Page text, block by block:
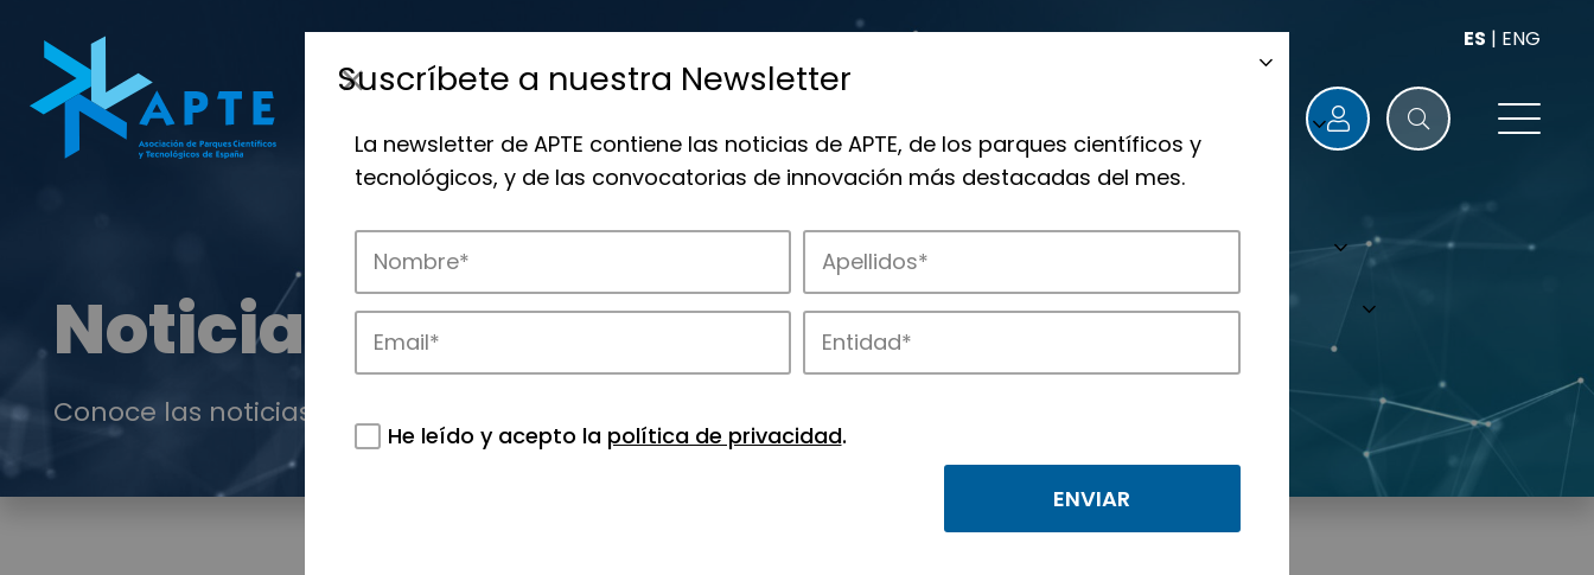
ES | ENG
Noticias
Conoce las noticias más destacadas de APTE y sus parques científicos y tecnológicos.
Suscríbete a nuestra Newsletter
La newsletter de APTE contiene las noticias de APTE, de los parques científicos y
tecnológicos, y de las convocatorias de innovación más destacadas del mes.
He leído y acepto la política de privacidad.